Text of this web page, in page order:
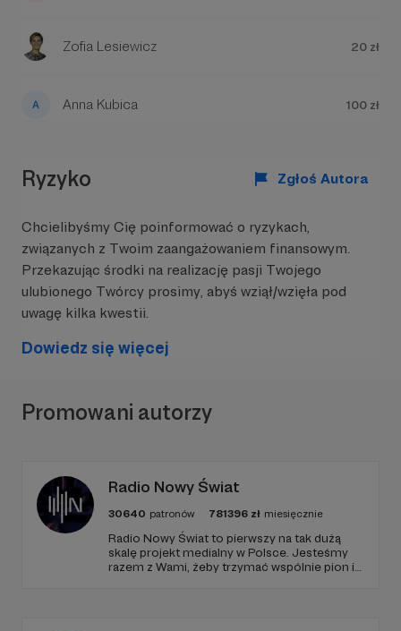
w festiwalach i konkursach, wśród których można
wymienić Tarnogórski Festiwal Orkiestr Dętych
którego w tym roku (2022) wyjechaliśmy ze
W tym miejscu powinna być zewnętrzna
Aby zobaczyć treść musisz zmienić ustawienia
Stowarzyszenie PKOD
Zofia Lesiewicz 20 zł
Anna Kubica 100 zł
Ryzyko Zgłoś Autora
Chcielibyśmy Cię poinformować o ryzykach,
związanych z Twoim zaangażowaniem finansowym.
Przekazując środki na realizację pasji Twojego
ulubionego Twórcy prosimy, abyś wziął/wzięła pod
uwagę kilka kwestii.
Dowiedz się więcej
Promowani autorzy
Radio Nowy Świat
30640 patronów 781396 zł miesięcznie
Radio Nowy Świat to pierwszy na tak dużą
skalę projekt medialny w Polsce. Jesteśmy
razem z Wami, żeby trzymać wspólnie pion i